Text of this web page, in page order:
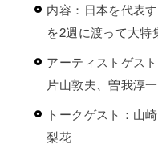
内容：日本を代表
を2週に渡って大特
アーティストゲス
片山敦夫、曽我淳
トークゲスト：山
梨花